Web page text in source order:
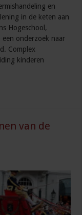
en
in de keten aan
Hogeschool,
onderzoek naar
Complex
kinderen
van de